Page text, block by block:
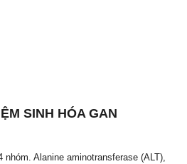
SINH HÓA GAN
Alanine aminotransferase (ALT),